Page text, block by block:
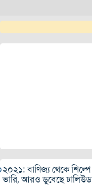
২০২১: বাণিজ্য থেকে শিল্পে
ভারি, আরও ডুবেছে ঢালিউড